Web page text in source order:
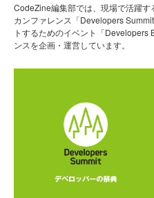
CodeZine編集部では、現場で活躍
カンファレンス「Developers
トするためのイベント「Developers
ンスを企画・運営しています。